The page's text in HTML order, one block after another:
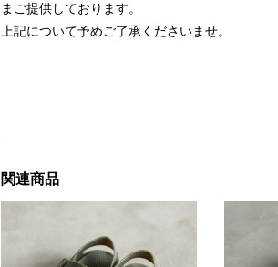
まご提供しております。
上記について予めご了承くださいませ。
関連商品